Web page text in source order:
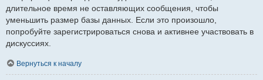
длительное время не оставляющих сообщения, чтобы
уменьшить размер базы данных. Если это произошло,
попробуйте зарегистрироваться снова и активнее участвовать в
дискуссиях.
Вернуться к началу